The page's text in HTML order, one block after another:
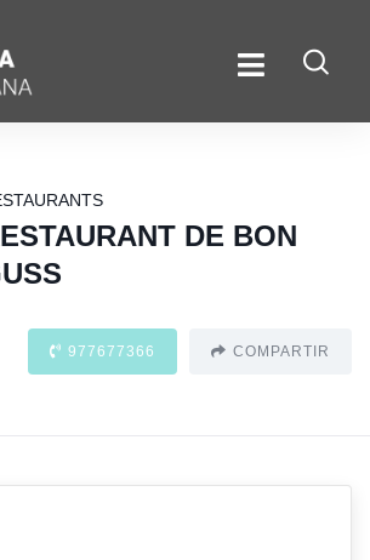
DE BON
977677366 COMPARTIR